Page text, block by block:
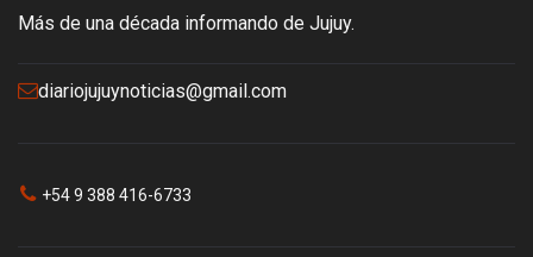
Más de una década informando de Jujuy.
diariojujuynoticias@gmail.com
+54 9 388 416-6733